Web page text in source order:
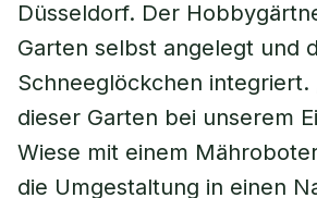
Düsseldorf. Der
Garten selbst angelegt und
Schneeglöckchen integriert.
dieser Garten bei unserem
Wiese mit einem
die Umgestaltung in einen